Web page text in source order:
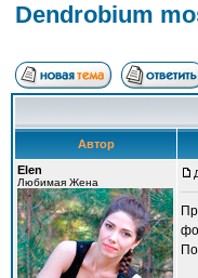
Dendrobium
Автор
Elen
Любимая Жена